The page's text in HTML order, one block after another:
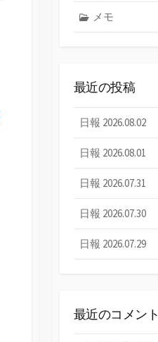
メモ
最近の投稿
日報 2026.08.02
日報 2026.08.01
日報 2026.07.31
日報 2026.07.30
日報 2026.07.29
最近のコメント